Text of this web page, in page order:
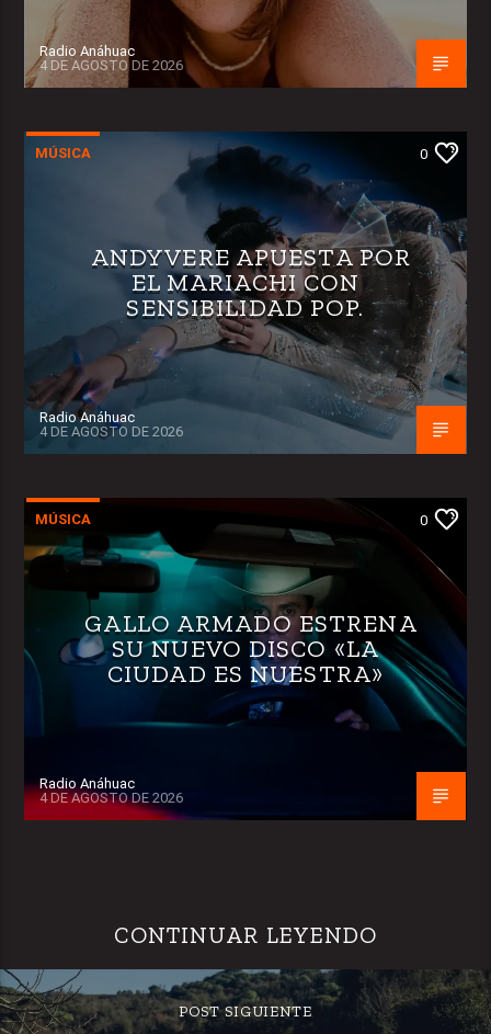
Radio Anáhuac
4 DE AGOSTO DE 2026
MÚSICA 0
ANDYVERE APUESTA POR
EL MARIACHI CON
SENSIBILIDAD POP.
Radio Anáhuac
4 DE AGOSTO DE 2026
MÚSICA 0
GALLO ARMADO ESTRENA
SU NUEVO DISCO «LA
CIUDAD ES NUESTRA»
Radio Anáhuac
4 DE AGOSTO DE 2026
CONTINUAR LEYENDO
POST SIGUIENTE